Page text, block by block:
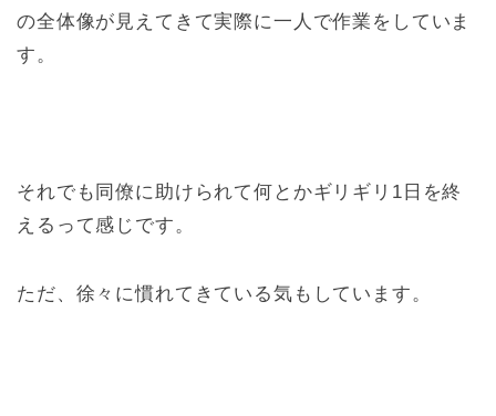
の全体像が見えてきて実際に一人で作業をしていま
す。
それでも同僚に助けられて何とかギリギリ1日を終
えるって感じです。
ただ、徐々に慣れてきている気もしています。